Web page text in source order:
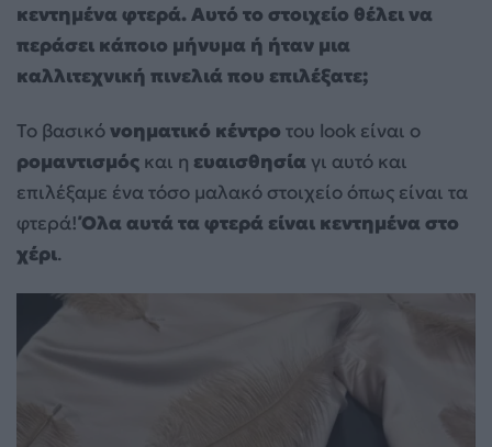
κεντημένα φτερά. Αυτό το στοιχείο θέλει να
περάσει κάποιο μήνυμα ή ήταν μια
καλλιτεχνική πινελιά που επιλέξατε;
Το βασικόνοηματικό κέντρο του look είναι ο
ρομαντισμός και η ευαισθησία γι αυτό και
επιλέξαμε ένα τόσο μαλακό στοιχείο όπως είναι τα
φτερά!Όλα αυτά τα φτερά είναι κεντημένα στο
χέρι.